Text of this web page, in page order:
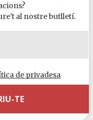
de 1906 a San
Novel·lista, poeta,
es manifesten el
escriptor, als
la música, el
més conegudes
al nostre butlletí.
de privadesa